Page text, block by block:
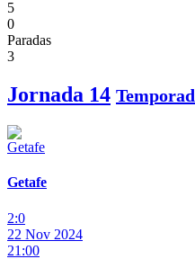
5
0
Paradas
3
Jornada 14
Getafe
2:0
22 Nov 2024
21:00